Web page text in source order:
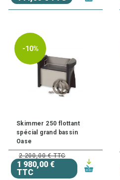
-10%
Skimmer 250 flottant
spécial grand bassin
Oase
2 200,00 € TTC
1 980,00 €
TTC